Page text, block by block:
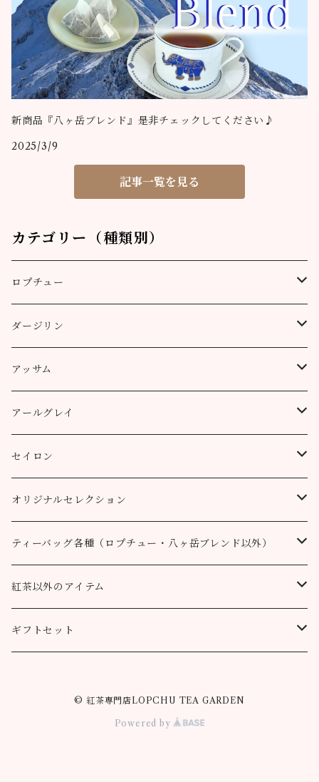
新商品『八ヶ岳ブレンド』是非チェックしてください♪
2025/3/9
記事一覧を見る
カテゴリー（種類別）
ロプチュー
缶（リーフ）
ティーバッグ
3個
10個
アルミ袋（リーフ）
100g
200g
ティーポット用ティーバッグ
ダージリン
プッタボン茶園
50g
100g
ハッピーバレー茶園
50g
100g
キャッスルトン茶園
50g
100g
ロヒーニ茶園
50g
100g
アッサム
リーフ
100g
200g
CTC
100g
200g
ティーバッグ50個
アールグレイ
アールグレイ
100g
200g
ティーバッグ50個
アールグレイ・オリジナルブレンド
100g
200g
セイロン
ウバ
100g
200g
ティーバッグ20個
ルフナ
100g
200g
オリジナルセレクション
八ヶ岳ブレンド
ティーバッグ30個入り
ティーバッグ70個入り
オーガニック （テミ茶園）
ニルギリ（カムラージ茶園）
ティーバッグ各種（ロプチュー・八ヶ岳ブレンド以外）
ティーバッグ10個
ティーバッグ20個
紅茶以外のアイテム
カレーパウダー
ギフトセット
ロプチュー ティーバッグ10個×2
© 紅茶専門店LOPCHU TEA GARDEN
Powered by